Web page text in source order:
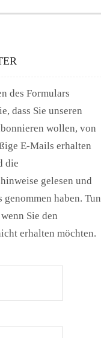
des Formulars
dass Sie unseren
wollen, von
E-Mails erhalten
die
gelesen und
haben. Tun
Sie den
erhalten möchten.